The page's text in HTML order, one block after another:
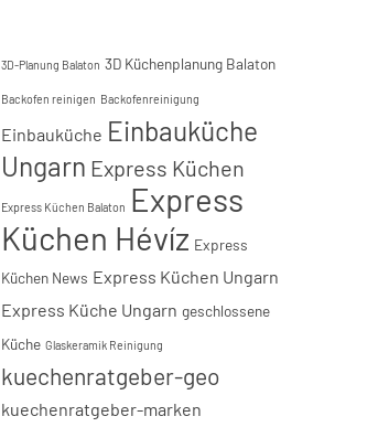
3D-Planung Balaton 3D Küchenplanung Balaton
Backofen reinigen Backofenreinigung
Einbauküche Einbauküche
Ungarn Express Küchen
Express Küchen Balaton Express
Küchen Hévíz Express
Küchen News Express Küchen Ungarn
Express Küche Ungarn geschlossene
Küche Glaskeramik Reinigung
kuechenratgeber-geo
kuechenratgeber-marken